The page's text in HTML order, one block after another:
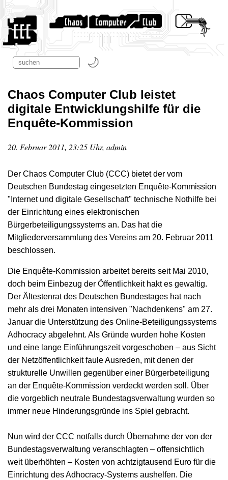
Chaos Computer Club leistet
digitale Entwicklungshilfe für die
Enquête-Kommission
20. Februar 2011, 23:25 Uhr, admin
Der Chaos Computer Club (CCC) bietet der vom
Deutschen Bundestag eingesetzten Enquête-Kommission
"Internet und digitale Gesellschaft" technische Nothilfe bei
der Einrichtung eines elektronischen
Bürgerbeteiligungssystems an. Das hat die
Mitgliederversammlung des Vereins am 20. Februar 2011
beschlossen.
Die Enquête-Kommission arbeitet bereits seit Mai 2010,
doch beim Einbezug der Öffentlichkeit hakt es gewaltig.
Der Ältestenrat des Deutschen Bundestages hat nach
mehr als drei Monaten intensiven "Nachdenkens" am 27.
Januar die Unterstützung des Online-Beteiligungssystems
Adhocracy abgelehnt. Als Gründe wurden hohe Kosten
und eine lange Einführungszeit vorgeschoben – aus Sicht
der Netzöffentlichkeit faule Ausreden, mit denen der
strukturelle Unwillen gegenüber einer Bürgerbeteiligung
an der Enquête-Kommission verdeckt werden soll. Über
die vorgeblich neutrale Bundestagsverwaltung wurden so
immer neue Hinderungsgründe ins Spiel gebracht.
Nun wird der CCC notfalls durch Übernahme der von der
Bundestagsverwaltung veranschlagten – offensichtlich
weit überhöhten – Kosten von achtzigtausend Euro für die
Einrichtung des Adhocracy-Systems aushelfen. Die